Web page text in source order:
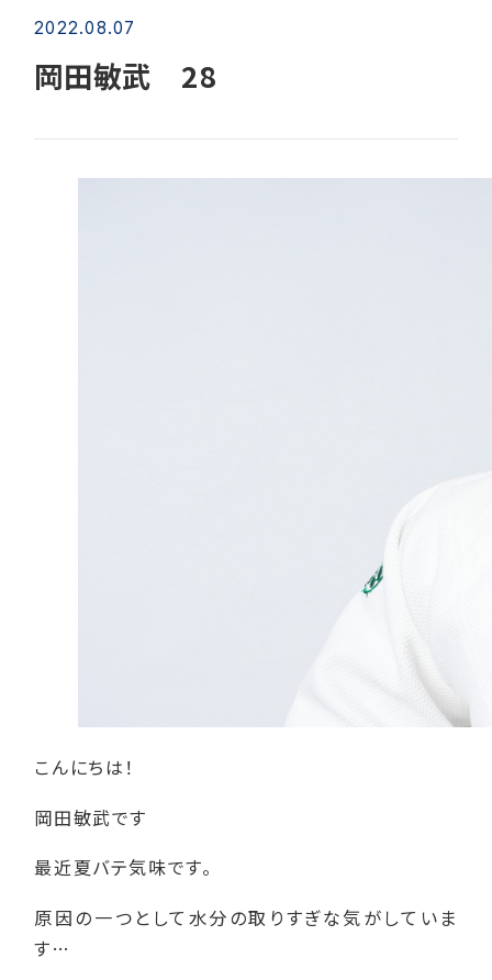
2022.08.07
岡田敏武 28
こんにちは！
岡田敏武です
最近夏バテ気味です。
原因の一つとして水分の取りすぎな気がしていま
す…